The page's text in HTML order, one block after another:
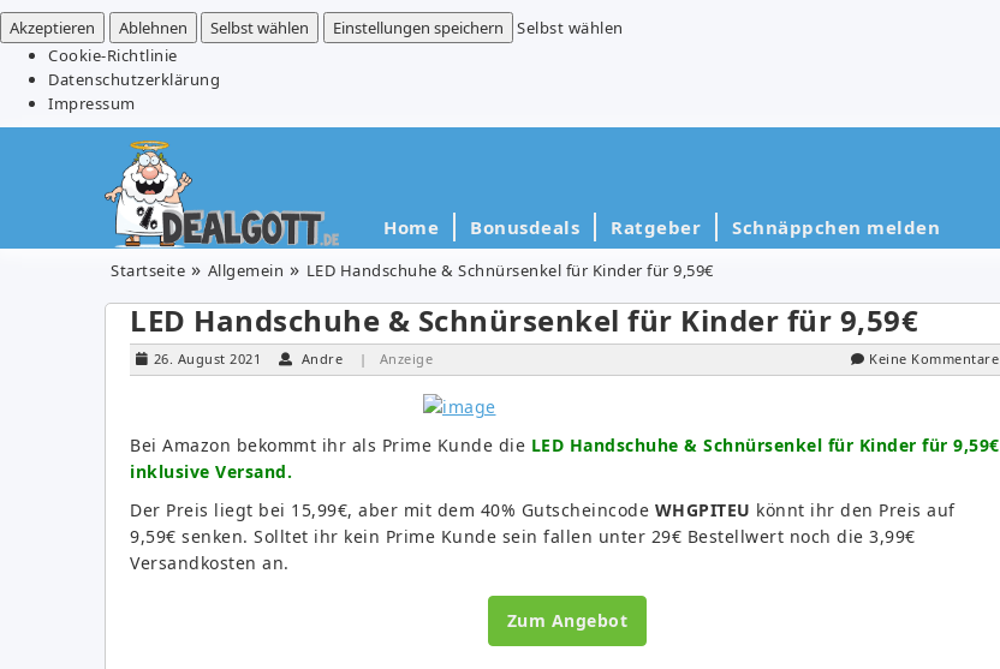
Akzeptieren
Ablehnen Selbst wählen Einstellungen speichern
Selbst wählen
Cookie-Richtlinie
Datenschutzerklärung
Impressum
Home Bonusdeals Ratgeber Schnäppchen melden
Startseite Allgemein LED Handschuhe & Schnürsenkel für Kinder für 9,59€
LED Handschuhe & Schnürsenkel für Kinder für 9,59€
26. August 2021 Andre | Anzeige Keine Kommentare
Bei Amazon bekommt ihr als Prime Kunde die LED Handschuhe & Schnürsenkel für Kinder für 9,59€
inklusive Versand.
Der Preis liegt bei 15,99€, aber mit dem 40% Gutscheincode WHGPITEU könnt ihr den Preis auf
9,59€ senken. Solltet ihr kein Prime Kunde sein fallen unter 29€ Bestellwert noch die 3,99€
Versandkosten an.
Zum Angebot